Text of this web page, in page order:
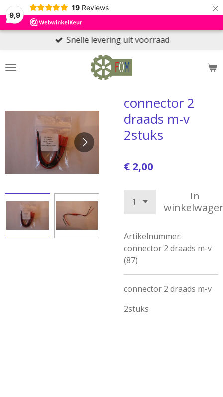
9,9
19 Reviews ×
Snelle levering uit voorraad
connector 2
draads m-v
2stuks
€ 2,00
In
Artikelnummer:
connector 2 draads m-v
(87)
connector 2 draads m-v
2stuks